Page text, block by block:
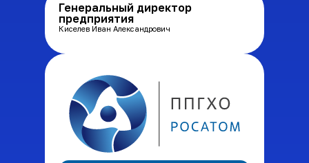
Генеральный директор
предприятия
Киселев Иван Александрович